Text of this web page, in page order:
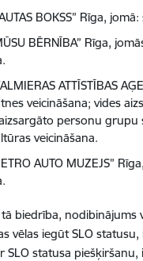
BOKSS” Rīga,
BĒRNĪBA” Rīga,
ATTĪSTĪBAS
veicināšana; vides
personu grupu
veicināšana.
AUTO MUZEJS”
biedrība, nodibinājums
vēlas iegūt SLO statusu,
SLO statusa